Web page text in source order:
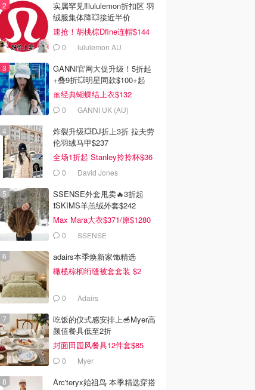
实属罕见‼️lululemon折扣区 羽
绒服集体降💥接近半价
速抢！胡桃棕Dfine连帽$144
0 lululemon AU
GANNI官网大促升级！5折起
+叠9折💥明星同款$100+起
🎀经典蝴蝶结上衣$132
0 GANNI UK (AU)
炸裂升级💥DJ折上3折 拉夫劳
伦羽绒马甲$237
全场1折起 Stanley拎拎杯$36
0 David Jones
SSENSE外套甩卖🔥3折起
❗SKIMS羊羔绒外套$242
Max Mara大衣$371/原$1280
0 SSENSE
adairs本季焕新家饰精选
橄榄棕榈绗缝被套套装 $2
0 Adairs
吃饭的仪式感安排上🥣Myer高
颜值餐具低至2折
封面田园风餐具12件套$85
0 Myer
Arc'teryx始祖鸟 本季精选穿搭